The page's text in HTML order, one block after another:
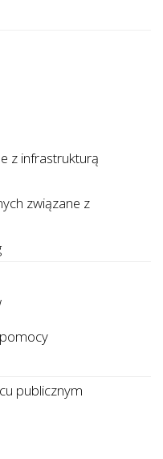
z infrastrukturą
związane z
publicznym